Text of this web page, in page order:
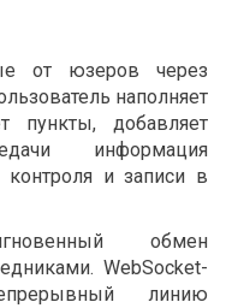
от юзеров через
наполняет
пункты, добавляет
информация
и записи в
обмен
WebSocket-
линию